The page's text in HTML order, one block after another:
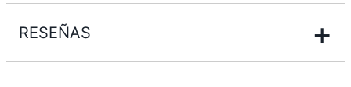
RESEÑAS +